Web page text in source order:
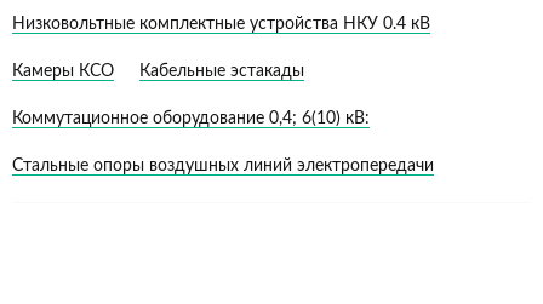
Низковольтные комплектные устройства НКУ 0.4 кВ
Камеры КСО Кабельные эстакады
Коммутационное оборудование 0,4; 6(10) кВ:
Стальные опоры воздушных линий электропередачи